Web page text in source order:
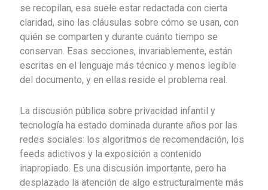
se recopilan, esa suele estar redactada con cierta
claridad, sino las cláusulas sobre cómo se usan, con
quién se comparten y durante cuánto tiempo se
conservan. Esas secciones, invariablemente, están
escritas en el lenguaje más técnico y menos legible
del documento, y en ellas reside el problema real.
La discusión pública sobre privacidad infantil y
tecnología ha estado dominada durante años por las
redes sociales: los algoritmos de recomendación, los
feeds adictivos y la exposición a contenido
inapropiado. Es una discusión importante, pero ha
desplazado la atención de algo estructuralmente más